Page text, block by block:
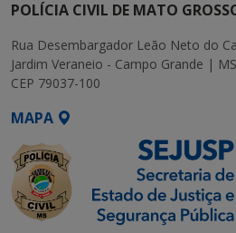
POLÍCIA CIVIL DE MATO
Rua Desembargador Leão Neto do
Jardim Veraneio - Campo Grande | MS
CEP 79037-100
MAPA